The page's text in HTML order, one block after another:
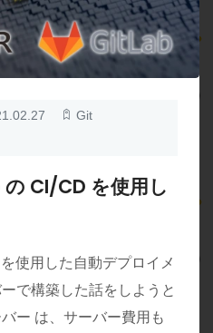
Git
CI/CD を使用し
使用した自動デプロイメ
で構築した話をしようと
ー は、サーバー費用も